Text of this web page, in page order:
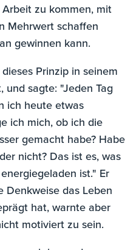
zu kommen, mit
Mehrwert schaffen
gewinnen kann.
Prinzip in seinem
und sagte: "Jeden Tag
ich heute etwas
ich mich, ob ich die
gemacht habe? Habe
nicht? Das ist es, was
ist." Er
Denkweise das Leben
hat, warnte aber
motiviert zu sein.